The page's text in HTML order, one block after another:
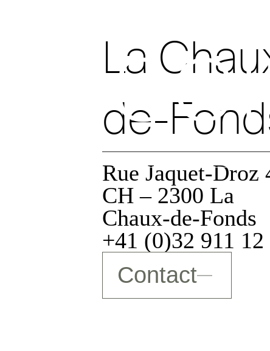
La
de-
Rue Jaquet-Droz
CH – 2300 La
Chaux-de-Fonds
+41 (0)32 911 12
Contact
données